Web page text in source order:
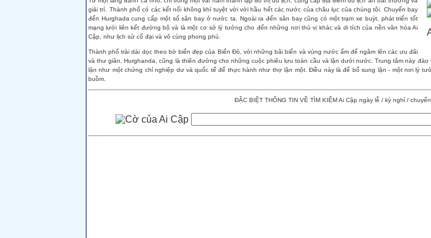
giải trí. Thành phố có các kết nối không khí tuyệt vời với hầu hết các nước của châu lục của chúng tôi. Chuyến bay
đến Hurghada cung cấp một số sân bay ở nước ta. Ngoài ra đến sân bay cũng có một trạm xe buýt, phát triển tốt
mạng lưới liên kết đường bộ và là một cơ sở lý tưởng cho đến những nơi thú vị khác và di tích của nền văn hóa Ai
Cập, như lịch sử cổ đại và vô cùng phong phú.
Thành phố trải dài dọc theo bờ biển đẹp của Biển Đỏ, với những bãi biển và vùng nước ấm để ngâm lên các ưu đãi
và thư giãn, Hurghanda, cũng là thiên đường cho những cuộc phiêu lưu toàn cầu và lặn dưới nước. Trung tâm này
lặn như một chứng chỉ nghiệp dư và quốc tế để thực hành như thợ lặn một. Điều này là để bổ sung lặn - một nơi lý
buồm.
ĐẶC BIỆT THÔNG TIN VỀ TÌM KIẾM Ai Cập ngày lễ / kỳ nghỉ /